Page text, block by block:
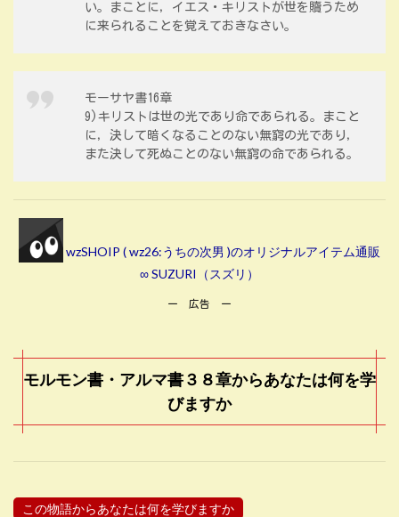
い。まことに，イエス・キリストが世を贖うため
に来られることを覚えておきなさい。
モーサヤ書16章
9)キリストは世の光であり命であられる。まこと
に，決して暗くなることのない無窮の光であり，
また決して死ぬことのない無窮の命であられる。
wzSHOIP ( wz26:うちの次男 )のオリジナルアイテム通販
∞ SUZURI（スズリ）
ー 広告 ー
モルモン書・アルマ書３８章からあなたは何を学
びますか
この物語からあなたは何を学びますか